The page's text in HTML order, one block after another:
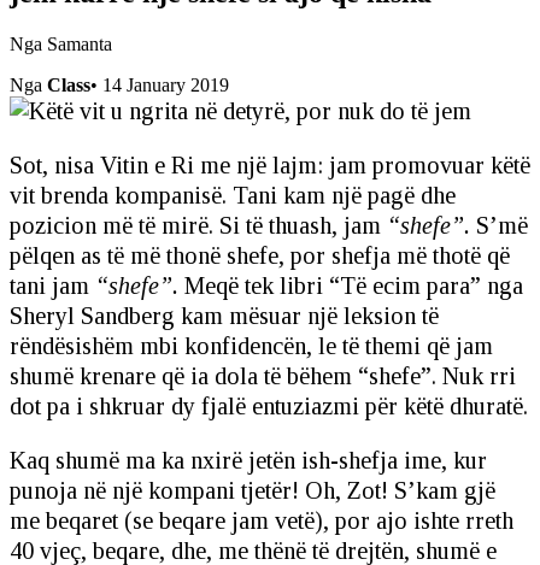
Nga Samanta
Nga Class• 14 January 2019
Sot, nisa Vitin e Ri me një lajm: jam promovuar këtë
vit brenda kompanisë. Tani kam një pagë dhe
pozicion më të mirë. Si të thuash, jam “shefe”. S’më
pëlqen as të më thonë shefe, por shefja më thotë që
tani jam “shefe”. Meqë tek libri “Të ecim para” nga
Sheryl Sandberg kam mësuar një leksion të
rëndësishëm mbi konfidencën, le të themi që jam
shumë krenare që ia dola të bëhem “shefe”. Nuk rri
dot pa i shkruar dy fjalë entuziazmi për këtë dhuratë.
Kaq shumë ma ka nxirë jetën ish-shefja ime, kur
punoja në një kompani tjetër! Oh, Zot! S’kam gjë
me beqaret (se beqare jam vetë), por ajo ishte rreth
40 vjeç, beqare, dhe, me thënë të drejtën, shumë e